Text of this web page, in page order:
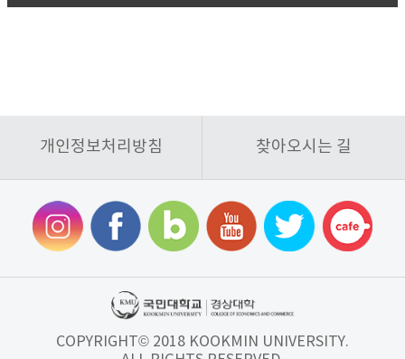
개인정보처리방침 찾아오시는 길
COPYRIGHT© 2018 KOOKMIN UNIVERSITY.